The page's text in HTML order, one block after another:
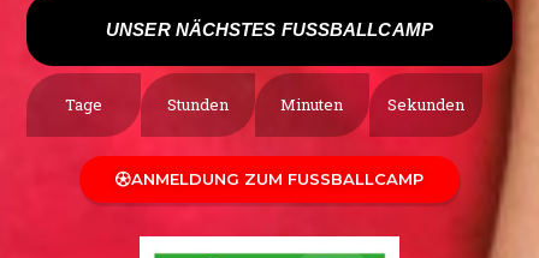
UNSER NÄCHSTES FUSSBALLCAMP
Tage Stunden Minuten Sekunden
ANMELDUNG ZUM FUSSBALLCAMP